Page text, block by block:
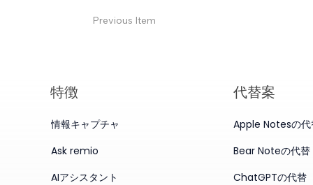
Previous Item
特徴
情報キャプチャ
Ask remio
AIアシスタント
代替案
Apple Notesの
Bear Noteの代替
ChatGPTの代替